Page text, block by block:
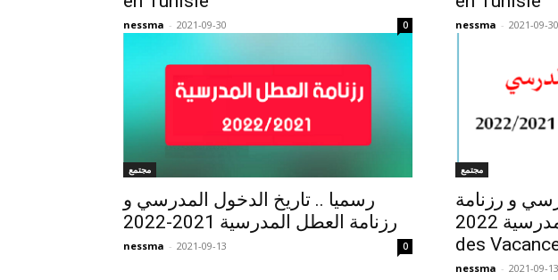
nessma - 2021-09-30 0 nessma - 2021-09-30
مجتمع
رسميا .. تاريخ الدخول المدرسي و
رزنامة العطل المدرسية 2021-2022
nessma - 2021-09-13 0
مجتمع
و رزنامة
العطل المدرسية 2022 | Calendrier
des
nessma - 2021-09-13